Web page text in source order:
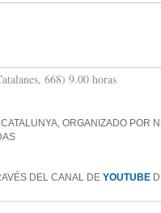
668) 9.00 horas
ORGANIZADO POR
DEL CANAL DE YOUTUBE